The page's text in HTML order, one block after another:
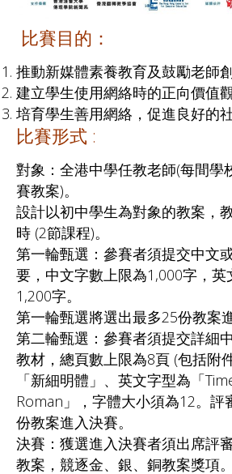
比賽目的：
推動新媒體素養教育及鼓勵老師
建立學生使用網絡時的正向價值
培育學生善用網絡，促進良好的
比賽形式 :
對象：全港中學任教老師(每間學
賽教案)。
設計以初中學生為對象的教案，
時 (2節課程)。
第一輪甄選：參賽者須提交中文
要，中文字數上限為1,000字，英
1,200字。
第一輪甄選將選出最多25份教案
第二輪甄選：參賽者須提交詳細
教材，總頁數上限為8頁 (包括附
「新細明體」、英文字型為「
Roman」，字體大小須為12。評
份教案進入決賽。
決賽：獲選進入決賽者須出席評
教案，競逐金、銀、銅教案獎項。